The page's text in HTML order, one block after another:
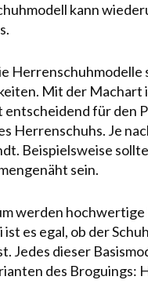
kann
Herrenschuhmodelle
Mit der Machart
entschei­dend für den
Herren­schuhs. Je
Beispielsweise
sein.
werden hochwertige
es egal, ob der
Jedes dieser
des Bro­guings: